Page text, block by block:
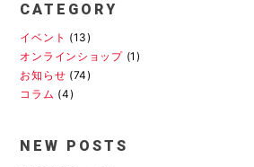
CATEGORY
イベント (13)
オンラインショップ(1)
お知らせ (74)
コラム (4)
NEW POSTS